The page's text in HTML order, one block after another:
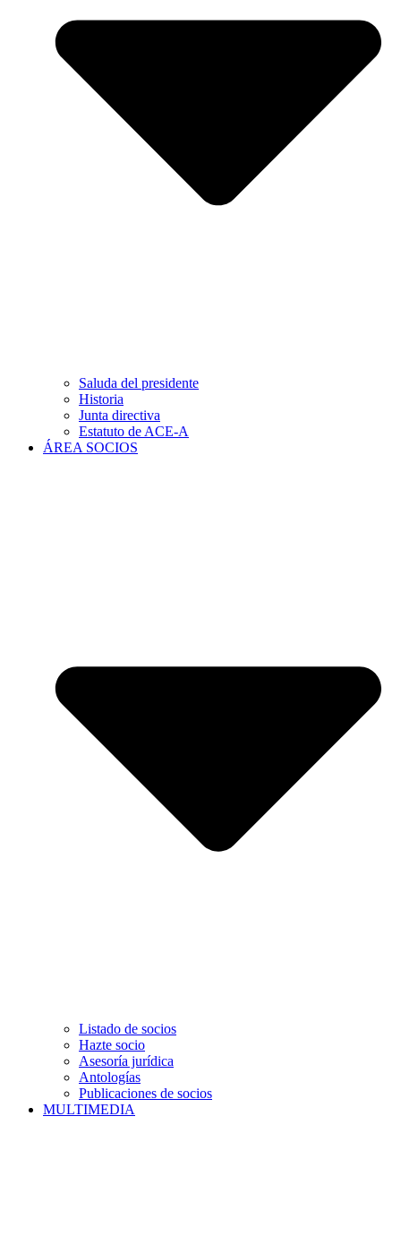
Saluda del presidente
Historia
Junta directiva
Estatuto de ACE-A
ÁREA SOCIOS
Listado de socios
Hazte socio
Asesoría jurídica
Antologías
Publicaciones de socios
MULTIMEDIA